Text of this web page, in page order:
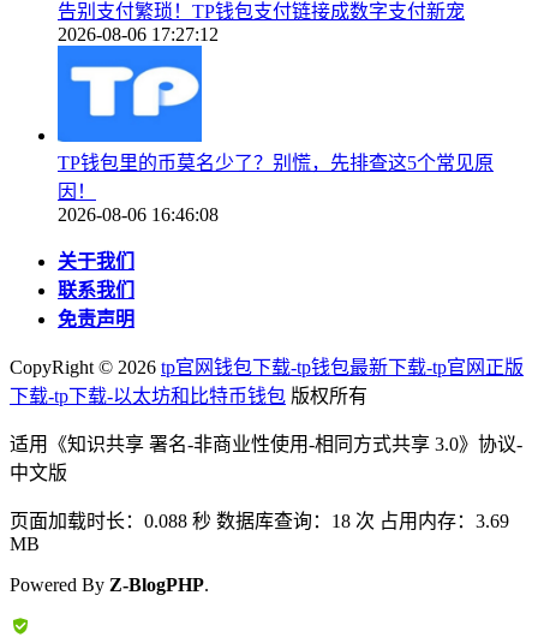
告别支付繁琐！TP钱包支付链接成数字支付新宠
2026-08-06 17:27:12
TP钱包里的币莫名少了？别慌，先排查这5个常见原
因！
2026-08-06 16:46:08
关于我们
联系我们
免责声明
CopyRight © 2026 tp官网钱包下载-tp钱包最新下载-tp官网正版
下载-tp下载-以太坊和比特币钱包 版权所有
适用《知识共享 署名-非商业性使用-相同方式共享 3.0》协议-
中文版
页面加载时长：0.088 秒 数据库查询：18 次 占用内存：3.69
MB
Powered By Z-BlogPHP.